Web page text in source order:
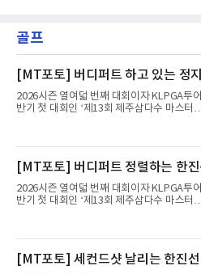
골프
[MT포토] 버디퍼트 하고 있는 정
2026시즌 열여덟 번째 대회이자 KLPGA투
반기 첫 대회인 ‘제13회 제주삼다수 마스터
트(파72/6,767야드)에서 열리고 있다.8일
3라운드 경기가 펼쳐지고 있다.정지효가 1번
에서 경기하고 있다.
[MT포토] 버디퍼트 정렬하는 한진
2026시즌 열여덟 번째 대회이자 KLPGA투
반기 첫 대회인 ‘제13회 제주삼다수 마스터
트(파72/6,767야드)에서 열리고 있다.8일
3라운드 경기가 펼쳐지고 있다.한진선이 1번
에서 경기하고 있다.
[MT포토] 세컨드샷 날리는 한진선